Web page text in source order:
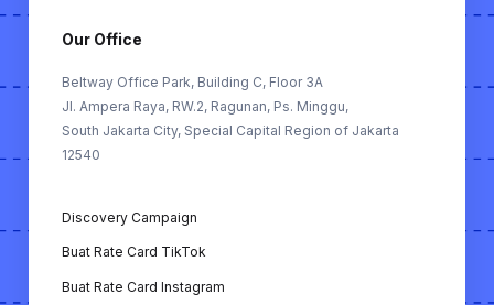
membuat rate card berdasarkan performa
FREE TOOLS (Alat Gratis):
bisnis secara otomatis.
menghitung engagement rate KOL di
Our Office
Beltway Office Park, Building C, Floor 3A
Jl. Ampera Raya, RW.2, Ragunan, Ps. Minggu,
South Jakarta City, Special Capital Region of Jakarta
12540
Discovery Campaign
Buat Rate Card TikTok
Buat Rate Card Instagram